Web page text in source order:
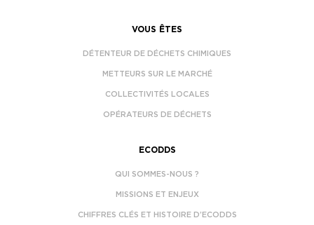
VOUS ÊTES
DÉTENTEUR DE DÉCHETS CHIMIQUES
METTEURS SUR LE MARCHÉ
COLLECTIVITÉS LOCALES
OPÉRATEURS DE DÉCHETS
ECODDS
QUI SOMMES-NOUS ?
MISSIONS ET ENJEUX
CHIFFRES CLÉS ET HISTOIRE D’ECODDS